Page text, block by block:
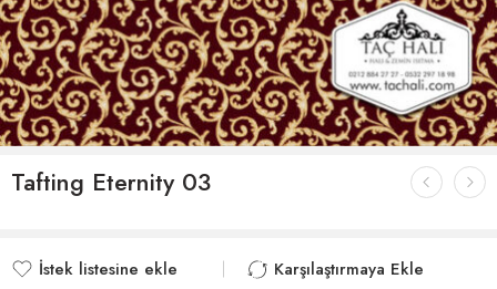
Tafting Eternity 03
İstek listesine ekle
Karşılaştırmaya Ekle